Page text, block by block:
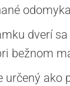
dverí
bežnom
ako